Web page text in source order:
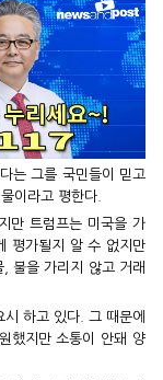
는 그를 국민들이 믿고
이라고 평한다.
만 트럼프는 미국을 가
평가될지 알 수 없지만
불을 가리지 않고 거래
하고 있다. 그 때문에
했지만 소통이 안돼 양